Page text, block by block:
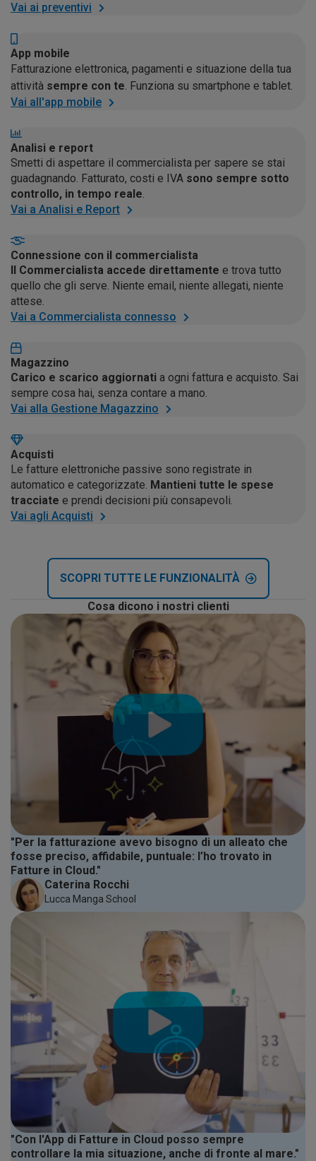
Vai ai preventivi
App mobile
Fatturazione elettronica, pagamenti e situazione della tua
attività sempre con te. Funziona su smartphone e tablet.
Vai all'app mobile
Analisi e report
Smetti di aspettare il commercialista per sapere se stai
guadagnando. Fatturato, costi e IVA sono sempre sotto
controllo, in tempo reale.
Vai a Analisi e Report
Connessione con il commercialista
Il Commercialista accede direttamente e trova tutto
quello che gli serve. Niente email, niente allegati, niente
attese.
Vai a Commercialista connesso
Magazzino
Carico e scarico aggiornati a ogni fattura e acquisto. Sai
sempre cosa hai, senza contare a mano.
Vai alla Gestione Magazzino
Acquisti
Le fatture elettroniche passive sono registrate in
automatico e categorizzate. Mantieni tutte le spese
tracciate e prendi decisioni più consapevoli.
Vai agli Acquisti
SCOPRI TUTTE LE FUNZIONALITÀ
Cosa dicono i nostri clienti
"Per la fatturazione avevo bisogno di un alleato che
fosse preciso, affidabile, puntuale: l’ho trovato in
Fatture in Cloud."
Caterina Rocchi
Lucca Manga School
"Con l'App di Fatture in Cloud posso sempre
controllare la mia situazione, anche di fronte al mare."